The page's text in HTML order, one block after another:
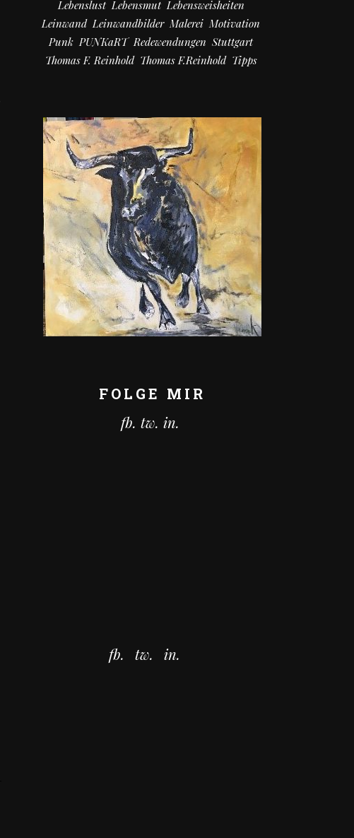
Lebenslust Lebensmut Lebensweisheiten
Leinwand Leinwandbilder Malerei Motivation
Punk PUNKaRT Redewendungen Stuttgart
Thomas F. Reinhold Thomas F.Reinhold Tipps
FOLGE MIR
fb. tw. in.
fb. tw. in.